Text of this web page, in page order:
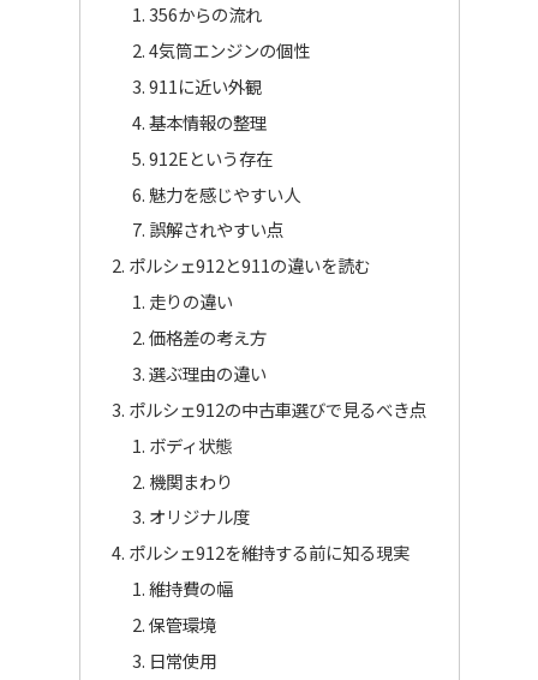
356からの流れ
4気筒エンジンの個性
911に近い外観
基本情報の整理
912Eという存在
魅力を感じやすい人
誤解されやすい点
ポルシェ912と911の違いを読む
走りの違い
価格差の考え方
選ぶ理由の違い
ポルシェ912の中古車選びで見るべき点
ボディ状態
機関まわり
オリジナル度
ポルシェ912を維持する前に知る現実
維持費の幅
保管環境
日常使用